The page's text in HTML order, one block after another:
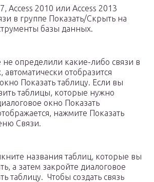
Access 2010 или Access 2013
в группе Показать/Скрыть на
базы данных.
определили какие-либо связи в
автоматически отобразится
Показать таблицу. Если вы
таблицы, которые нужно
окно Показать
нажмите Показать
Связи.
названия таблиц, которые вы
а затем закройте диалоговое
таблицу. Чтобы создать связь